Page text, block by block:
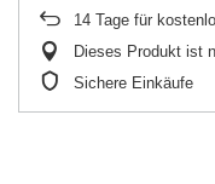
14 Tage für
Dieses Produkt ist
Sichere Einkäufe